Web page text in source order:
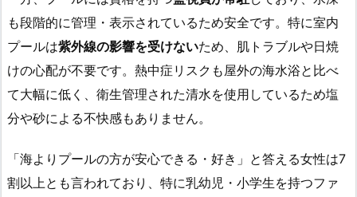
も段階的に管理・表示されているため安全です。特に室内
プールは紫外線の影響を受けないため、肌トラブルや日焼
けの心配が不要です。熱中症リスクも屋外の海水浴と比べ
て大幅に低く、衛生管理された清水を使用しているため塩
分や砂による不快感もありません。
「海よりプールの方が安心できる・好き」と答える女性は7
割以上とも言われており、特に乳幼児・小学生を持つファ